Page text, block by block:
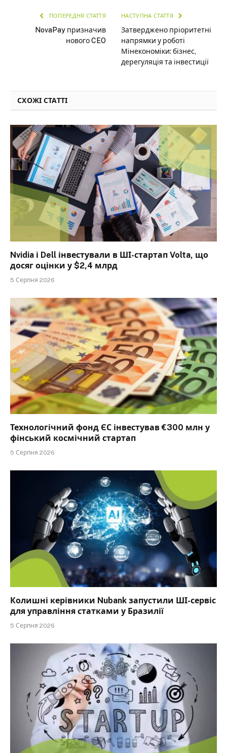
ПОПЕРЕДНЯ СТАТТЯ
NovaPay призначив
нового CEO
НАСТУПНА СТАТТЯ
Затверджено пріоритетні
напрямки у роботі
Мінекономіки: бізнес,
дерегуляція та інвестиції
СХОЖІ СТАТТІ
Nvidia і Dell інвестували в ШІ-стартап Volta, що
досяг оцінки у $2,4 млрд
5 Серпня 2026
Технологічний фонд ЄС інвестував €300 млн у
фінський космічний стартап
5 Серпня 2026
Колишні керівники Nubank запустили ШІ-сервіс
для управління статками у Бразилії
5 Серпня 2026